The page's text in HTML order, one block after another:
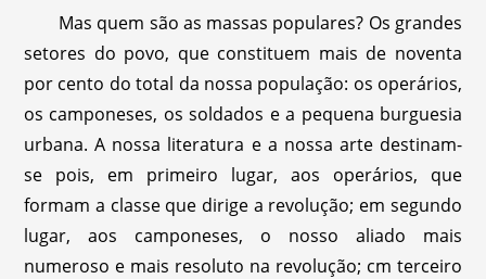
Mas quem são as massas populares? Os grandes
setores do povo, que constituem mais de noventa
por cento do total da nossa população: os operários,
os camponeses, os soldados e a pequena burguesia
urbana. A nossa literatura e a nossa arte destinam-
se pois, em primeiro lugar, aos operários, que
formam a classe que dirige a revolução; em segundo
lugar, aos camponeses, o nosso aliado mais
numeroso e mais resoluto na revolução; cm terceiro